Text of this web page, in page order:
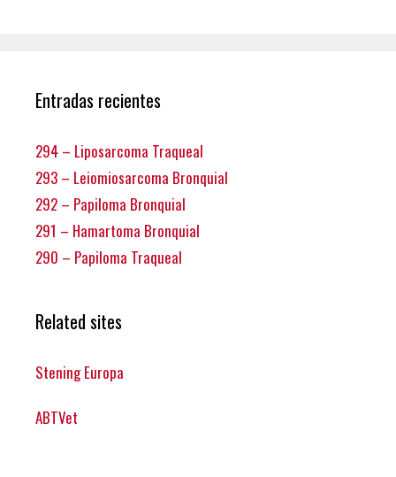
Entradas recientes
294 – Liposarcoma Traqueal
293 – Leiomiosarcoma Bronquial
292 – Papiloma Bronquial
291 – Hamartoma Bronquial
290 – Papiloma Traqueal
Related sites
Stening Europa
ABTVet